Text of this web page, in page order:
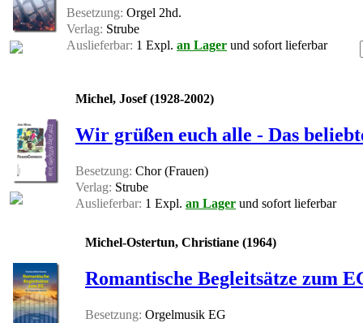
Besetzung: Orgel 2hd.
Verlag: Strube
Auslieferbar: 1 Expl. an Lager und sofort lieferbar
Michel, Josef (1928-2002)
Wir grüßen euch alle - Das
Besetzung: Chor (Frauen)
Verlag: Strube
Auslieferbar: 1 Expl. an Lager und sofort lieferbar
Michel-Ostertun, Christiane (1964)
Romantische Begleitsätze zum
Besetzung: Orgelmusik EG